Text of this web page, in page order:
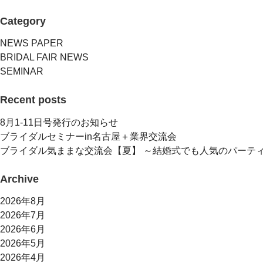
Category
NEWS PAPER
BRIDAL FAIR NEWS
SEMINAR
Recent posts
8月1-11日号発行のお知らせ
ブライダルセミナーin名古屋＋業界交流会
ブライダル気ままな交流会【夏】 ～結婚式でも人気のパーテ
Archive
2026年8月
2026年7月
2026年6月
2026年5月
2026年4月